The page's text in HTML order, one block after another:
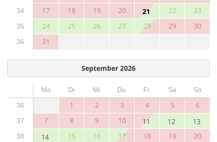
34 17 18 19 20 21 22 23
35 24 25 26 27 28 29 30
36 31
September 2026
Mo Di Mi Do Fr Sa
So
36
1 2 3 4 5 6
37 7 8 9 10 11 12 13
38 14 15 16 17 18 19 20